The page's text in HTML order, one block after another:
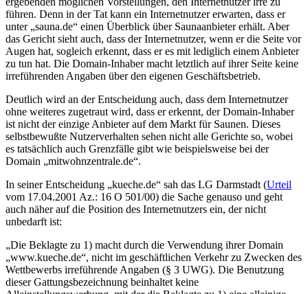
führen. Denn in der Tat kann ein Internetnutzer erwarten, dass er
unter „sauna.de“ einen Überblick über Saunaanbieter erhält. Aber
das Gericht sieht auch, dass der Internetnutzer, wenn er die Seite vor
Augen hat, sogleich erkennt, dass er es mit lediglich einem Anbieter
zu tun hat. Die Domain-Inhaber macht letztlich auf ihrer Seite keine
irreführenden Angaben über den eigenen Geschäftsbetrieb.
Deutlich wird an der Entscheidung auch, dass dem Internetnutzer
ohne weiteres zugetraut wird, dass er erkennt, der Domain-Inhaber
ist nicht der einzige Anbieter auf dem Markt für Saunen. Dieses
selbstbewußte Nutzerverhalten sehen nicht alle Gerichte so, wobei
es tatsächlich auch Grenzfälle gibt wie beispielsweise bei der
Domain „mitwohnzentrale.de“.
In seiner Entscheidung „kueche.de“ sah das LG Darmstadt (Urteil
vom 17.04.2001 Az.: 16 O 501/00) die Sache genauso und geht
auch näher auf die Position des Internetnutzers ein, der nicht
unbedarft ist:
„Die Beklagte zu 1) macht durch die Verwendung ihrer Domain
„www.kueche.de“, nicht im geschäftlichen Verkehr zu Zwecken des
Wettbewerbs irreführende Angaben (§ 3 UWG). Die Benutzung
dieser Gattungsbezeichnung beinhaltet keine